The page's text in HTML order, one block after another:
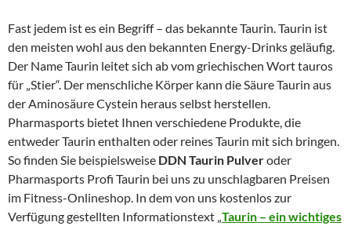
Fast jedem ist es ein Begriff – das bekannte Taurin. Taurin ist
den meisten wohl aus den bekannten Energy-Drinks geläufig.
Der Name Taurin leitet sich ab vom griechischen Wort tauros
für „Stier“. Der menschliche Körper kann die Säure Taurin aus
der Aminosäure Cystein heraus selbst herstellen.
Pharmasports bietet Ihnen verschiedene Produkte, die
entweder Taurin enthalten oder reines Taurin mit sich bringen.
So finden Sie beispielsweise DDN Taurin Pulveroder
Pharmasports Profi Taurin bei uns zu unschlagbaren Preisen
im Fitness-Onlineshop. In dem von uns kostenlos zur
Verfügung gestellten Informationstext „Taurin – ein wichtiges